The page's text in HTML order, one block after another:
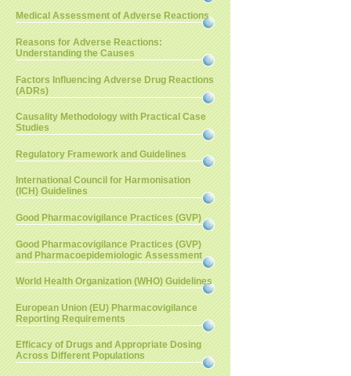
Medical Assessment of Adverse Reactions
Reasons for Adverse Reactions:
Understanding the Causes
Factors Influencing Adverse Drug Reactions
(ADRs)
Causality Methodology with Practical Case
Studies
Regulatory Framework and Guidelines
International Council for Harmonisation
(ICH) Guidelines
Good Pharmacovigilance Practices (GVP)
Good Pharmacovigilance Practices (GVP)
and Pharmacoepidemiologic Assessment
World Health Organization (WHO) Guidelines
European Union (EU) Pharmacovigilance
Reporting Requirements
Efficacy of Drugs and Appropriate Dosing
Across Different Populations